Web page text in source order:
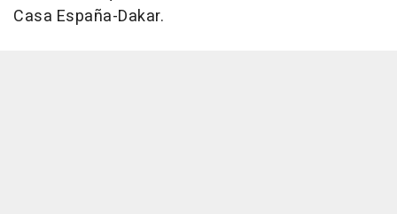
Casa España-Dakar.